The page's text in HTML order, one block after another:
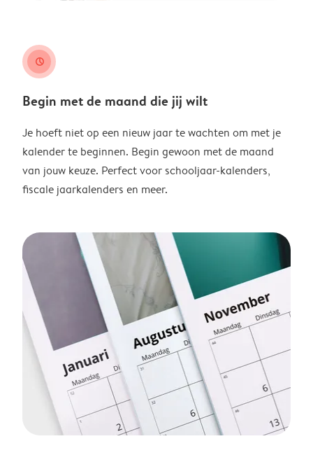
clock
Begin met de maand die jij wilt
Je hoeft niet op een nieuw jaar te wachten om met je
kalender te beginnen. Begin gewoon met de maand
van jouw keuze. Perfect voor schooljaar-kalenders,
fiscale jaarkalenders en meer.